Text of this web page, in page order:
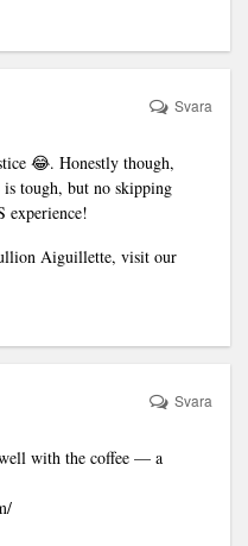
😂. Honestly though,
tough, but no skipping
experience!
Aiguillette, visit our
Svara
with the coffee — a
Svara